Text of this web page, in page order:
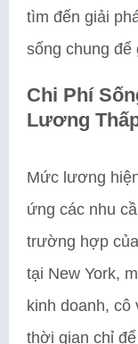
tìm đến giải
sống chung để
Chi Phí
Lương
Mức lương
ứng các nhu
trường hợp
tại New York,
kinh doanh, cô
thời gian chỉ